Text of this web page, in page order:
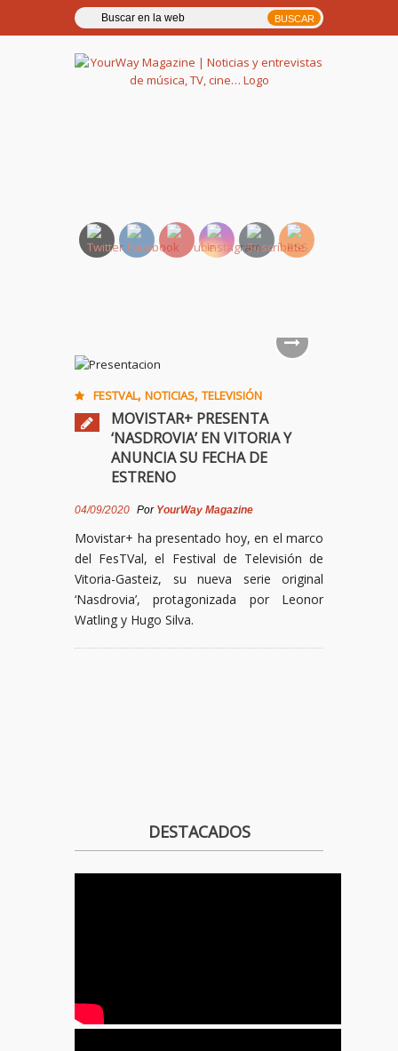
FESTVAL, NOTICIAS, TELEVISIÓN
MOVISTAR+ PRESENTA
‘NASDROVIA’ EN VITORIA Y
ANUNCIA SU FECHA DE
ESTRENO
04/09/2020 Por YourWay Magazine
Movistar+ ha presentado hoy, en el marco
del FesTVal, el Festival de Televisión de
Vitoria-Gasteiz, su nueva serie original
‘Nasdrovia’, protagonizada por Leonor
Watling y Hugo Silva.
DESTACADOS